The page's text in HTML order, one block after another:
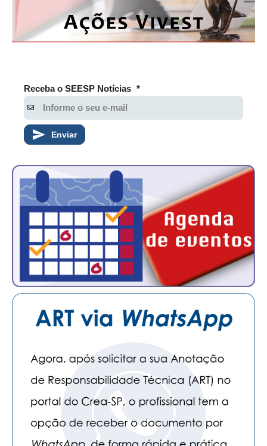
SEESP EDUCAÇÃO
PLATAFORMAS GRATUITAS
CONVÊNIOS
PLANO DE SAÚDE
CONSÓRCIOS
CAMPANHAS SALARIAIS
COMUNICAÇÃO
PALAVRA DO MURILO
NOTÍCIAS
JORNAL DO ENGENHEIRO
SEESP NOTÍCIAS
NOTÍCIAS NO WHATSAPP
FOTOS
Receba o SEESP Notícias *
Enviar